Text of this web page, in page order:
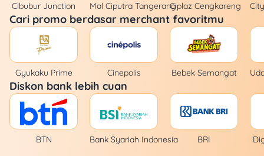
Cibubur Junction Mal Ciputra TangerangCiplaz Cengkareng
Cari promo berdasar merchant favoritmu
Gyukaku Prime Cinepolis Bebek Semangat
Diskon bank lebih cuan
BTN Bank Syariah Indonesia BRI